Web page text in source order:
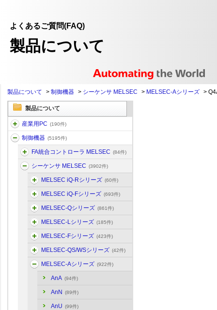
よくあるご質問(FAQ)
製品について
製品について > 制御機器 > シーケンサ MELSEC > MELSEC-Aシリーズ >
製品について
産業用PC (190件)
制御機器 (5195件)
FA統合コントローラ MELSEC (84件)
シーケンサ MELSEC (3902件)
MELSEC iQ-Rシリーズ (60件)
MELSEC iQ-Fシリーズ (693件)
MELSEC-Qシリーズ (861件)
MELSEC-Lシリーズ (185件)
MELSEC-Fシリーズ (423件)
MELSEC-QS/WSシリーズ (42件)
MELSEC-Aシリーズ (922件)
AnA (94件)
AnN (89件)
AnU (99件)